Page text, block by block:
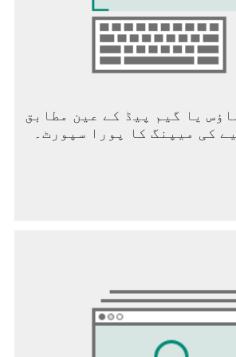
یا گیم پیڈ کے عین مطابق
کی میپنگ کا پورا سپورٹ۔